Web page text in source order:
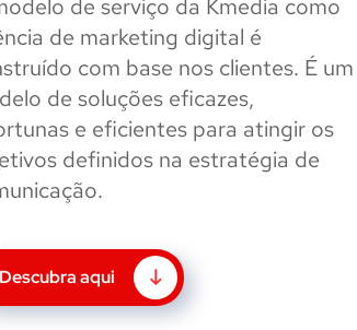
de serviço da Kmedia como
de marketing digital é
com base nos clientes. É um
de soluções eficazes,
e eficientes para atingir os
definidos na estratégia de
Descubra aqui